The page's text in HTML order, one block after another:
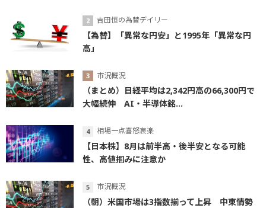
吉田恒の為替デイリー
【為替】「異常な円安」と1995年「異常な円
高」
市況概況
（まとめ）日経平均は2,342円高の66,300円で
大幅続伸 AI・半導体銘...
相場一点喜怒哀楽
【日本株】8月は前半高・後半安となる可能
性、高値掴みに注意か
市況概況
（朝）米国市場は3指数揃って上昇 中東情勢